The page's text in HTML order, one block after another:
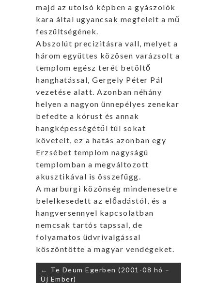
majd az utolsó képben a gyászolók
kara által ugyancsak megfelelt a mű
feszültségének.
Abszolút precizitásra vall, melyet a
három együttes közösen varázsolt a
templom egész terét betöltő
hanghatással, Gergely Péter Pál
vezetése alatt. Azonban néhány
helyen a nagyon ünnepélyes zenekar
befedte a kórust és annak
hangképességétől túl sokat
követelt, ez a hatás azonban egy
Erzsébet templom nagyságú
templomban a megváltozott
akusztikával is összefügg.
A marburgi közönség mindenesetre
belelkesedett az előadástól, és a
hangversennyel kapcsolatban
nemcsak tartós tapssal, de
folyamatos üdvrivalgással
köszöntötte a magyar vendégeket.
Bejegyzés
navigáció
← Te Deum Egerben (2001-08 hó –
Új Ember)